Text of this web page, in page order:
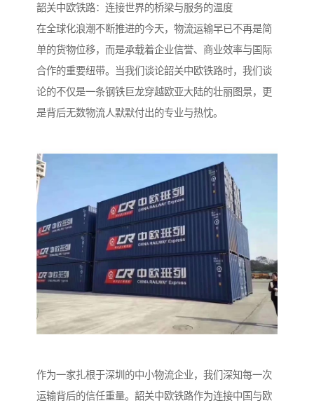
韶关中欧铁路：连接世界的桥梁与服务的温度
在全球化浪潮不断推进的今天，物流运输早已不再是简
单的货物位移，而是承载着企业信誉、商业效率与国际
合作的重要纽带。当我们谈论韶关中欧铁路时，我们谈
论的不仅是一条钢铁巨龙穿越欧亚大陆的壮丽图景，更
是背后无数物流人默默付出的专业与热忱。
作为一家扎根于深圳的中小物流企业，我们深知每一次
运输背后的信任重量。韶关中欧铁路作为连接中国与欧